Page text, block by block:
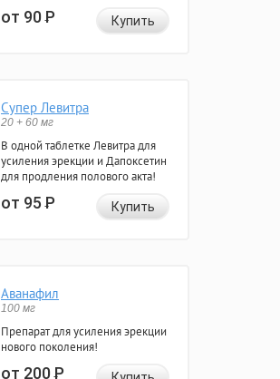
от 90Р Купить
Супер Левитра
20 + 60 мг
В одной таблетке Левитра для
усиления эрекции и Дапоксетин
для продления полового акта!
от 95Р Купить
Аванафил
100 мг
Препарат для усиления эрекции
нового поколения!
от 200Р